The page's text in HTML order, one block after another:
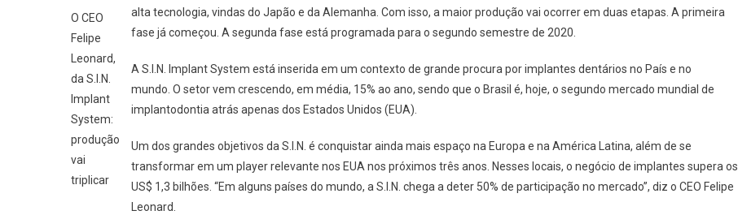
O CEO
Felipe
Leonard,
da S.I.N.
Implant
System:
produção
vai
triplicar
alta tecnologia, vindas do Japão e da Alemanha. Com isso, a maior produção vai ocorrer em duas etapas. A primeira
fase já começou. A segunda fase está programada para o segundo semestre de 2020.
A S.I.N. Implant System está inserida em um contexto de grande procura por implantes dentários no País e no
mundo. O setor vem crescendo, em média, 15% ao ano, sendo que o Brasil é, hoje, o segundo mercado mundial de
implantodontia atrás apenas dos Estados Unidos (EUA).
Um dos grandes objetivos da S.I.N. é conquistar ainda mais espaço na Europa e na América Latina, além de se
transformar em um player relevante nos EUA nos próximos três anos. Nesses locais, o negócio de implantes supera os
US$ 1,3 bilhões. “Em alguns países do mundo, a S.I.N. chega a deter 50% de participação no mercado”, diz o CEO Felipe
Leonard.